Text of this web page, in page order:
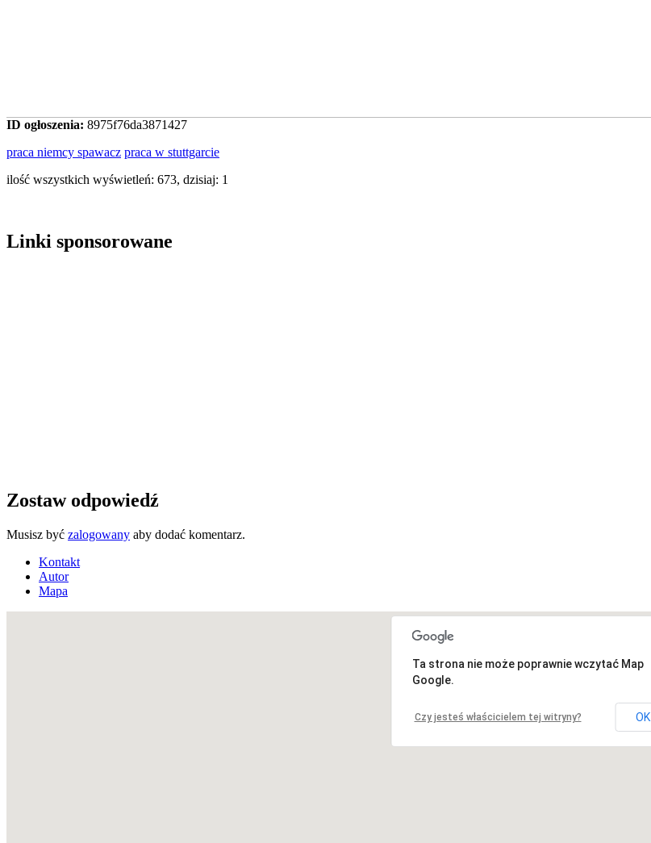
ID ogłoszenia: 8975f76da3871427
praca niemcy spawacz praca w stuttgarcie
ilość wszystkich wyświetleń: 673, dzisiaj: 1
Linki sponsorowane
Zostaw odpowiedź
Musisz być zalogowany aby dodać komentarz.
Kontakt
Autor
Mapa
Ta strona nie może poprawnie wczytać Map
Google.
Czy jesteś właścicielem tej witryny? OK
Niestety, adres nie został znaleziony.